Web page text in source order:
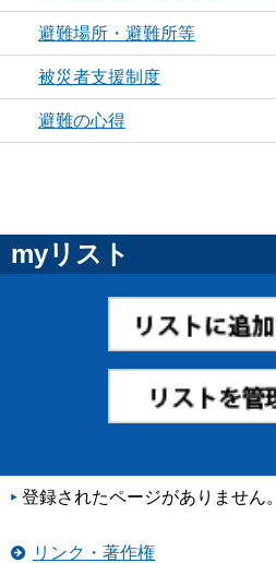
避難場所・避難所等
被災者支援制度
避難の心得
myリスト
登録されたページがありません。
リンク・著作権